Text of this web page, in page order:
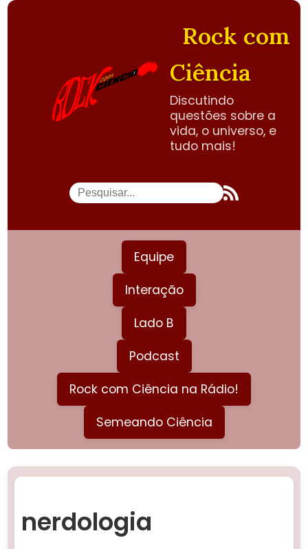
Rock com
Ciência
Discutindo
questões sobre a
vida, o universo, e
tudo mais!
Equipe
Interação
Lado B
Podcast
Rock com Ciência na Rádio!
Semeando Ciência
nerdologia